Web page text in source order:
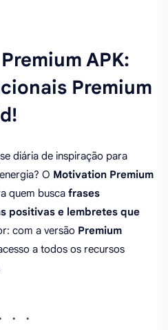
APK:
Premium
diária de inspiração para
O Motivation Premium
quem busca frases
positivas e lembretes que
com a versão Premium
a todos os recursos